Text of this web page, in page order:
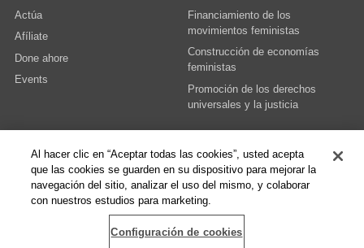
Actúa
Afíliate
Done ahore
Events
Financiamiento de los
movimientos feministas
Construcción de economías
feministas
Promoción de los derechos
universales y la justicia
© Copyright AWID 2026. All rights reserved.Terms & Conditions
Al hacer clic en “Aceptar todas las cookies”, usted acepta
que las cookies se guarden en su dispositivo para mejorar la
navegación del sitio, analizar el uso del mismo, y colaborar
con nuestros estudios para marketing.
Configuración de cookies